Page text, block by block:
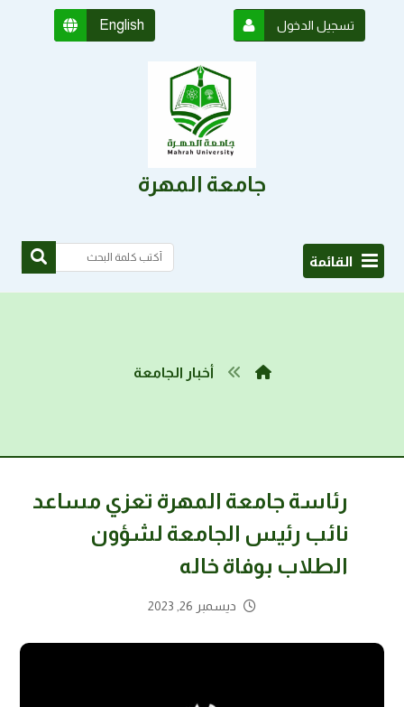
English تسجيل الدخول
جامعة المهرة
القائمة
أخبار الجامعة
رئاسة جامعة المهرة تعزي مساعد
نائب رئيس الجامعة لشؤون
الطلاب بوفاة خاله
ديسمبر 26, 2023